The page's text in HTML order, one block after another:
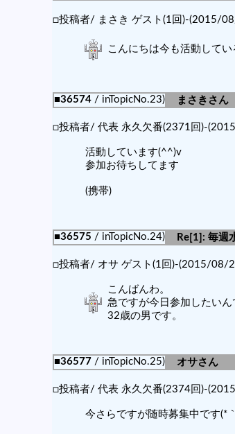
□投稿者/ まさき ゲスト(1回)-(2015/
こんにちは今も活動してい
■36574/ inTopicNo.23)
まさきさん
□投稿者/ 代表 永久欠番(2371回)-
活動しています(^^)v
参加お待ちしてます
(携帯)
■36575 / inTopicNo.24)
Re[1]: 毎週
□投稿者/ オサ ゲスト(1回)-(2015/08/
こんばんわ。
急ですが今日参加したいん
32歳の男です。
■36577/ inTopicNo.25)
オサさん
□投稿者/ 代表 永久欠番(2374回)-
今さらですが随時募集中です(*